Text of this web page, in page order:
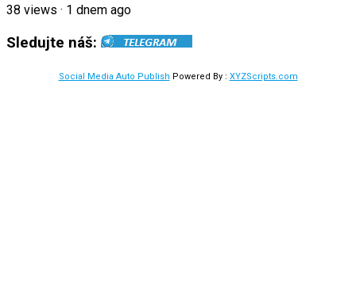
38 views · 1 dnem ago
Sledujte náš:
Social Media Auto Publish Powered By : XYZScripts.com